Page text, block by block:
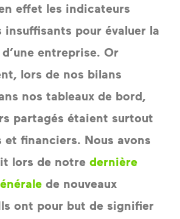
effet les indicateurs
insuffisants pour évaluer la
entreprise. Or
lors de nos bilans
nos tableaux de bord,
partagés étaient surtout
et financiers. Nous avons
lors de notre dernière
de nouveaux
ont pour but de signifier